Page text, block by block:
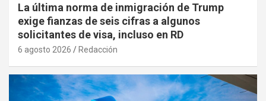
La última norma de inmigración de Trump
exige fianzas de seis cifras a algunos
solicitantes de visa, incluso en RD
6 agosto 2026 Redacción